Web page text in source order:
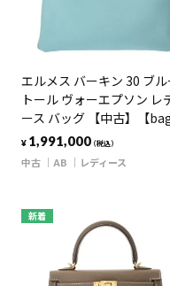
エルメス バーキン 30 ブル
トール ヴォーエプソン レ
ース バッグ 【中古】【bag
¥ 1,991,000（税込）
中古 AB レディース
新着